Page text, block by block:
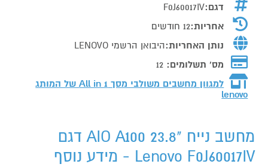
דגם:F0J60017IV
אחריות:12 חודשים
נותן האחריות:היבואן הרשמי LENOVO
מס' תשלומים: 12
למגוון מחשבים משולבי מסך All in 1 של המותג
lenovo
מחשב נייח "23.8 AIO A100 דגם
Lenovo F0J60017IV - מידע נוסף